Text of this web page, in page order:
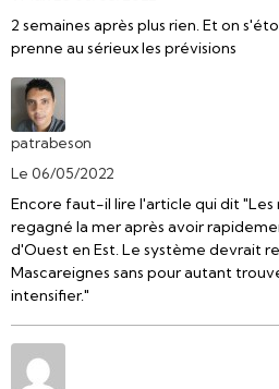
2 semaines après plus rien. Et on
prenne au sérieux les prévisions
patrabeson
Le 06/05/2022
Encore faut-il lire l'article qui dit "Les
regagné la mer après avoir
d'Ouest en Est. Le système devrait
Mascareignes sans pour autant
intensifier."